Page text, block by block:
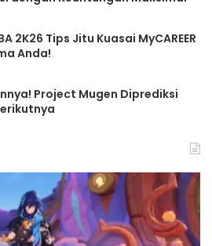
2K26 Tips Jitu Kuasai MyCAREER
Anda!
Project Mugen Diprediksi